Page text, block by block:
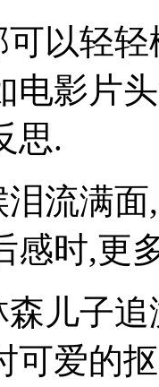
轻轻
电影片
思.
满面,
感时,更
子追
可爱的